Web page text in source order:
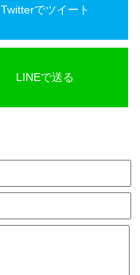
Twitterでツイート
LINEで送る